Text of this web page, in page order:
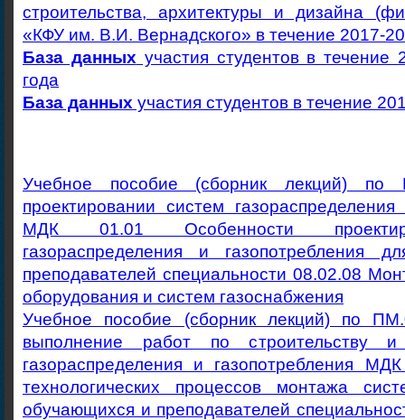
строительства, архитектуры и дизайна
«КФУ им. В.И. Вернадского» в течение 2017-
База данных участия студентов в течение
года
База данных участия студентов в течение
Учебное пособие (сборник лекций)
проектировании систем газораспределения
МДК 01.01 Особенности
газораспределения и газопотребления
преподавателей специальности 08.02.08
оборудования и систем газоснабжения
Учебное пособие (сборник лекций) по
выполнение работ по строительству
газораспределения и газопотребления
технологических процессов монтажа
обучающихся и преподавателей